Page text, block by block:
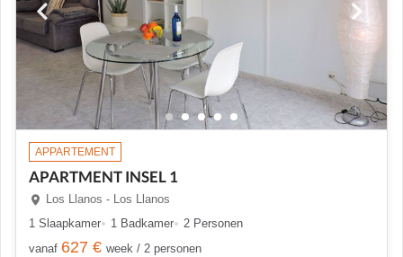
APPARTEMENT
APARTMENT INSEL 1
Los Llanos - Los Llanos
1 Slaapkamer
1 Badkamer
2 Personen
vanaf 627 € week / 2 personen